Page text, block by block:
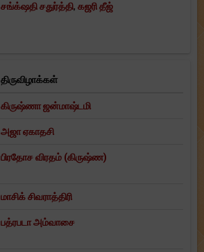
சங்க்‌ஷதி சதுர்த்தி, கஜரி தீஜ்
திருவிழாக்கள்
கிருஷ்ணா ஜன்மாஷ்டமி
அஜா ஏகாதசி
பிரதோச விரதம் (கிருஷ்ண)
மாசிக் சிவராத்திரி
பத்ரபடா அம்வாசை